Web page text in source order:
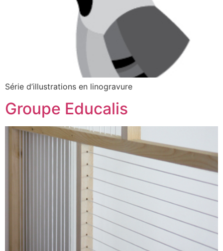
Série d’illustrations en linogravure
Groupe Educalis